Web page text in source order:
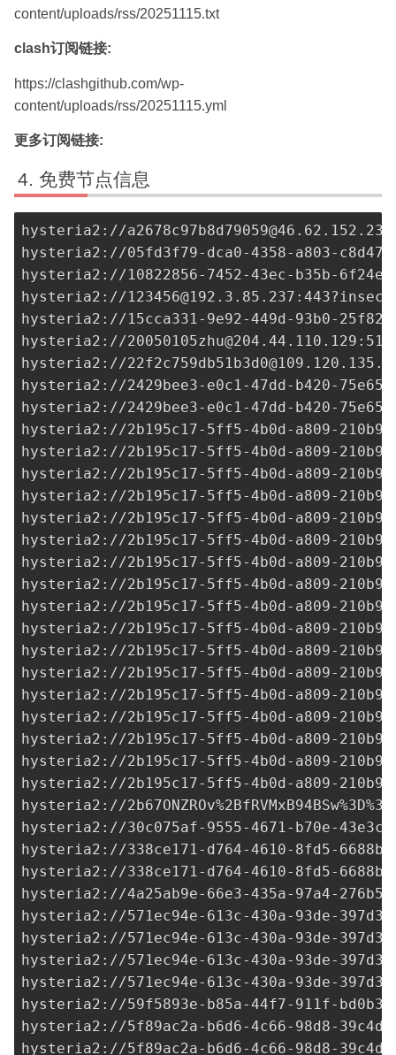
content/uploads/rss/20251115.txt
clash订阅链接:
https://clashgithub.com/wp-
content/uploads/rss/20251115.yml
更多订阅链接:
免费节点信息
hysteria2://a2678c97b8d79059@46.62.152.236
hysteria2://05fd3f79-dca0-4358-a803-
hysteria2://10822856-7452-43ec-b35b-
hysteria2://123456@192.3.85.237
hysteria2://15cca331-9e92-449d-93b0-
hysteria2://20050105zhu@204.44.110.129
hysteria2://
hysteria2://2429bee3-e0c1-47dd-b420-
hysteria2://2429bee3-e0c1-47dd-b420-
hysteria2://2b195c17-5ff5-4b0d-a809-
hysteria2://2b195c17-5ff5-4b0d-a809-
hysteria2://2b195c17-5ff5-4b0d-a809-
hysteria2://2b195c17-5ff5-4b0d-a809-
hysteria2://2b195c17-5ff5-4b0d-a809-
hysteria2://2b195c17-5ff5-4b0d-a809-
hysteria2://2b195c17-5ff5-4b0d-a809-
hysteria2://2b195c17-5ff5-4b0d-a809-
hysteria2://2b195c17-5ff5-4b0d-a809-
hysteria2://2b195c17-5ff5-4b0d-a809-
hysteria2://2b195c17-5ff5-4b0d-a809-
hysteria2://2b195c17-5ff5-4b0d-a809-
hysteria2://2b195c17-5ff5-4b0d-a809-
hysteria2://2b195c17-5ff5-4b0d-a809-
hysteria2://2b195c17-5ff5-4b0d-a809-
hysteria2://2b195c17-5ff5-4b0d-a809-
hysteria2://2b195c17-5ff5-4b0d-a809-
hysteria2://2b67ONZROv%2BfRVMxB94BSw%3D%
hysteria2://30c075af-9555-4671-b70e-
hysteria2://338ce171-d764-4610-8fd5-
hysteria2://338ce171-d764-4610-8fd5-
hysteria2://4a25ab9e-66e3-435a-97a4-
hysteria2://571ec94e-613c-430a-93de-
hysteria2://571ec94e-613c-430a-93de-
hysteria2://571ec94e-613c-430a-93de-
hysteria2://571ec94e-613c-430a-93de-
hysteria2://59f5893e-b85a-44f7-911f-
hysteria2://5f89ac2a-b6d6-4c66-98d8-
hysteria2://5f89ac2a-b6d6-4c66-98d8-